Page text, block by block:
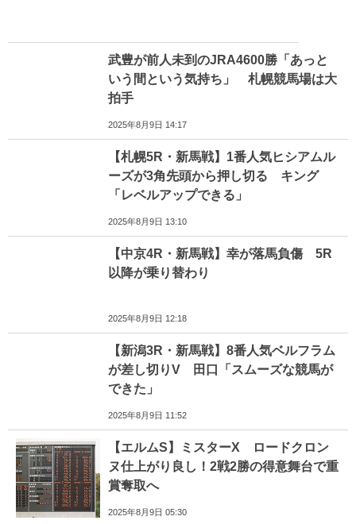
武豊が前人未到のJRA4600勝「あっと
いう間という気持ち」 札幌競馬場は大
拍手
2025年8月9日 14:17
【札幌5R・新馬戦】1番人気ヒシアムル
ーズが3角先頭から押し切る キング
「レベルアップできる」
2025年8月9日 13:10
【中京4R・新馬戦】幸が落馬負傷 5R
以降が乗り替わり
2025年8月9日 12:18
【新潟3R・新馬戦】8番人気ベルフラム
が差し切りV 田口「スムーズな競馬が
できた」
2025年8月9日 11:52
【エルムS】ミスターX ロードクロン
ヌ仕上がり良し！2戦2勝の得意舞台で重
賞奪取へ
2025年8月9日 05:30